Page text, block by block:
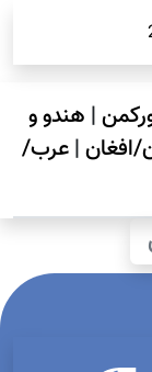
| هندو و
افغان|عرب/